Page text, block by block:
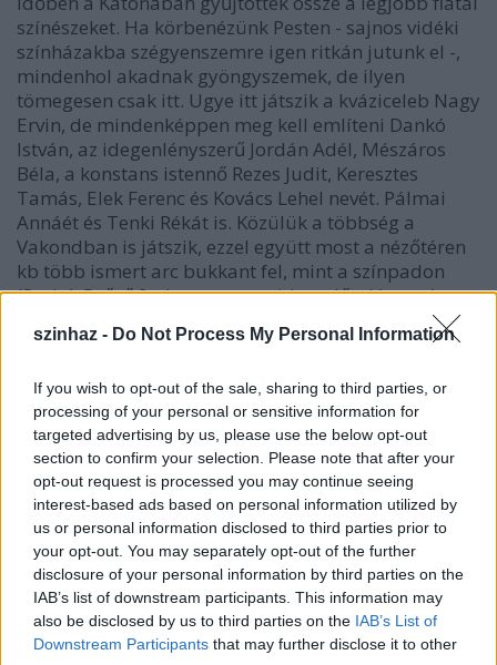
szinhaz - Do Not Process My Personal Information
If you wish to opt-out of the sale, sharing to third parties, or
processing of your personal or sensitive information for
targeted advertising by us, please use the below opt-out
section to confirm your selection. Please note that after your
opt-out request is processed you may continue seeing
interest-based ads based on personal information utilized by
us or personal information disclosed to third parties prior to
your opt-out. You may separately opt-out of the further
disclosure of your personal information by third parties on the
IAB’s list of downstream participants. This information may
also be disclosed by us to third parties on the IAB’s List of
Downstream Participants that may further disclose it to other
színészeket. Ha körbenézünk Pesten - sajnos vidéki
színházakba szégyenszemre igen ritkán jutunk el -,
mindenhol akadnak gyöngyszemek, de ilyen
tömegesen csak itt. Ugye itt játszik a kváziceleb Nagy
Ervin, de mindenképpen meg kell említeni Dankó
István, az idegenlényszerű Jordán Adél, Mészáros
Béla, a konstans istennő Rezes Judit, Keresztes
Tamás, Elek Ferenc és Kovács Lehel nevét. Pálmai
Annáét és Tenki Rékát is. Közülük a többség a
Vakondban is játszik, ezzel együtt most a nézőtéren
kb több ismert arc bukkant fel, mint a színpadon
(Szabó Győző [sokat nevet majd az előadás során,
tetszik neki], Szacsvay, Bozsik Yvette, aki kísértetiesen
összeöltözött alteregójával, a kerti lánnyal, Nagy